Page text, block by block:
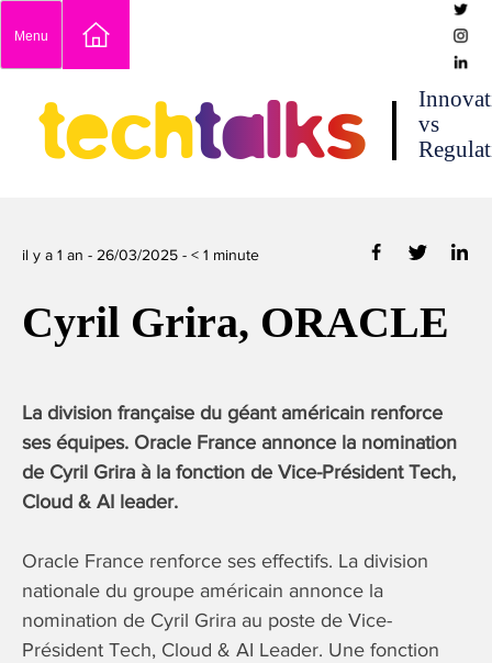
content
Menu
techtalks
vs
il y a 1 an - 26/03/2025 - < 1 minute
Cyril Grira, ORACLE
La division française du géant américain renforce
ses équipes. Oracle France annonce la nomination
de Cyril Grira à la fonction de Vice-Président Tech,
Cloud & AI leader.
Oracle France renforce ses effectifs. La division
nationale du groupe américain annonce la
nomination de Cyril Grira au poste de Vice-
Président Tech, Cloud & AI Leader. Une fonction